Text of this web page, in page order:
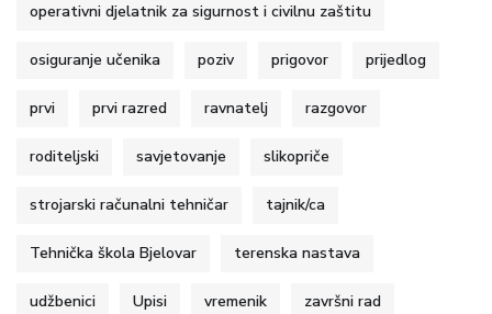
operativni djelatnik za sigurnost i civilnu zaštitu
osiguranje učenika poziv prigovor prijedlog
prvi prvi razred ravnatelj razgovor
roditeljski savjetovanje slikopriče
strojarski računalni tehničar tajnik/ca
Tehnička škola Bjelovar terenska nastava
udžbenici Upisi vremenik završni rad